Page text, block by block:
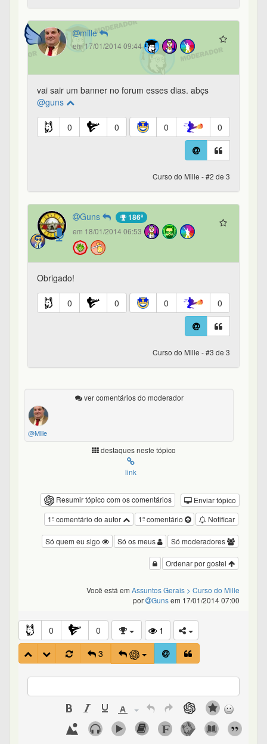
mille
em 17/01/2014 09:44
vai sair um banner no forum esses dias. abçs
@guns
0 0 0 0
Curso do Mille - #2 de 3
Guns 186º
em 18/01/2014 06:53
Obrigado!
0 0 0 0
Curso do Mille - #3 de 3
ver comentários do moderador
@Mille
destaques neste tópico
link
Resumir tópico com os comentários
Enviar tópico
Notificar
1º comentário
1º comentário do autor
Só moderadores
Só os meus
Só quem eu sigo
Ordenar por gostei
Você está em Assuntos Gerais > Curso do Mille
por
Gunsem 17/01/2014 07:00
0 0
1
3